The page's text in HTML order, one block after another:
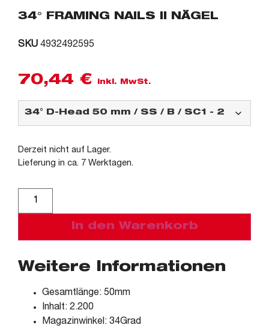
34° FRAMING NAILS II NÄGEL
SKU 4932492595
70,44 € inkl. MwSt.
Derzeit nicht auf Lager.
Lieferung in ca. 7 Werktagen.
In den Warenkorb
Weitere Informationen
Gesamtlänge: 50mm
Inhalt: 2.200
Magazinwinkel: 34Grad